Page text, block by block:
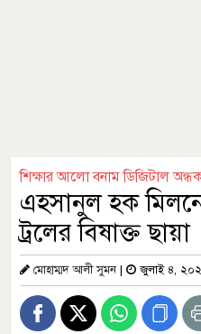
শিক্ষার আলো বনাম ডিজিটাল
এহসানুল হক
ট্রলের বিষাক্ত ছায়া
মোহাম্মদ আলী সুমন | জুলাই ৪,